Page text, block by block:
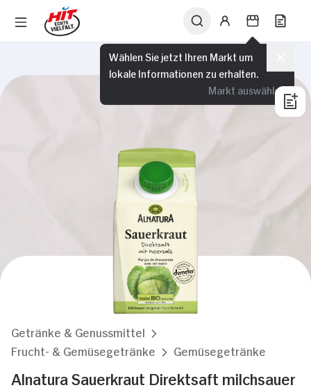
Wählen Sie jetzt Ihren Markt um
lokale Informationen zu erhalten.
Markt auswählen
Getränke & Genussmittel
Frucht- & Gemüsegetränke
Gemüsegetränke
Alnatura Sauerkraut Direktsaft milchsauer